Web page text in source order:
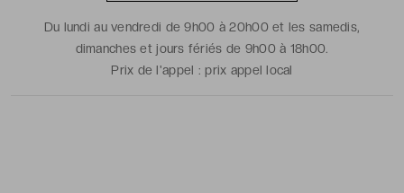
Du lundi au vendredi de 9h00 à 20h00 et les samedis,
dimanches et jours fériés de 9h00 à 18h00.
Prix de l'appel :prix appel local